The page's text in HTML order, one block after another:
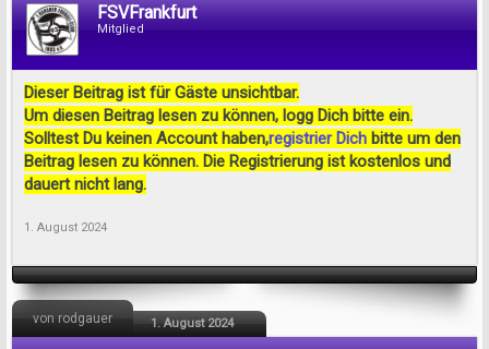
FSVFrankfurt
Mitglied
Dieser Beitrag ist für Gäste unsichtbar.
Um diesen Beitrag lesen zu können, logg Dich bitte ein.
Solltest Du keinen Account haben,registrier Dich bitte um den
Beitrag lesen zu können. Die Registrierung ist kostenlos und
dauert nicht lang.
1. August 2024
von rodgauer 1. August 2024